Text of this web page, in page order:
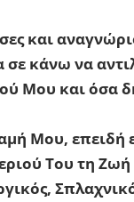
και
σε κάνω να
Μου και όσα
Μου, επειδή
Του τη Ζωή